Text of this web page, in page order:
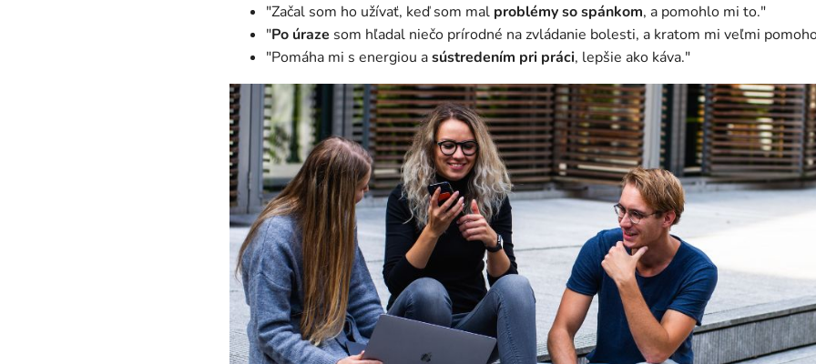
"Začal som ho užívať, keď som mal problémy so spánkom, a pomohlo mi to."
"Po úraze som hľadal niečo prírodné na zvládanie bolesti, a kratom mi veľmi
"Pomáha mi s energiou asústredením pri práci, lepšie ako káva."